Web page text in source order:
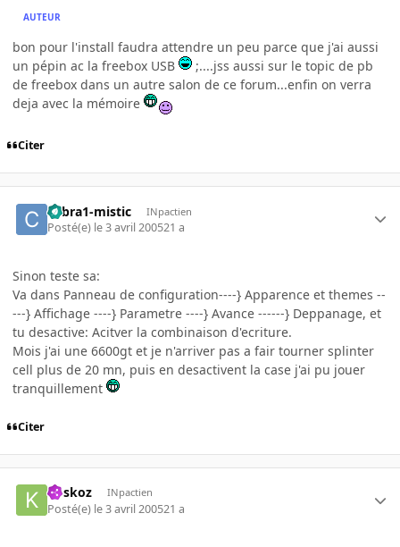
AUTEUR
bon pour l'install faudra attendre un peu parce que j'ai aussi
un pépin ac la freebox USB
;....jss aussi sur le topic de pb
de freebox dans un autre salon de ce forum...enfin on verra
deja avec la mémoire
Citer
cobra1-mistic INpactien
Posté(e) le 3 avril 200521 a
Sinon teste sa:
Va dans Panneau de configuration----} Apparence et themes --
---} Affichage ----} Parametre ----} Avance ------} Deppanage, et
tu desactive: Acitver la combinaison d'ecriture.
Mois j'ai une 6600gt et je n'arriver pas a fair tourner splinter
cell plus de 20 mn, puis en desactivent la case j'ai pu jouer
tranquillement
Citer
koskoz INpactien
Posté(e) le 3 avril 200521 a